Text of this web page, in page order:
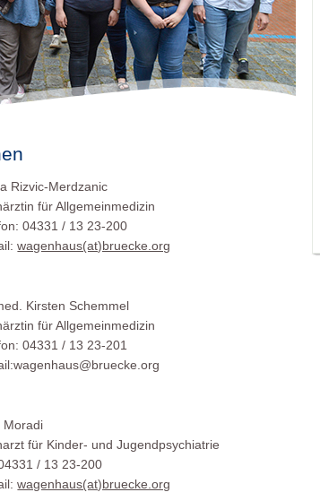
Rizvic-Merdzanic
für Allgemeinmedizin
04331 / 13 23-200
wagenhaus(at)bruecke.org
Kirsten Schemmel
für Allgemeinmedizin
04331 / 13 23-201
Moradi
für Kinder- und Jugendpsychiatrie
/ 13 23-200
wagenhaus(at)bruecke.org